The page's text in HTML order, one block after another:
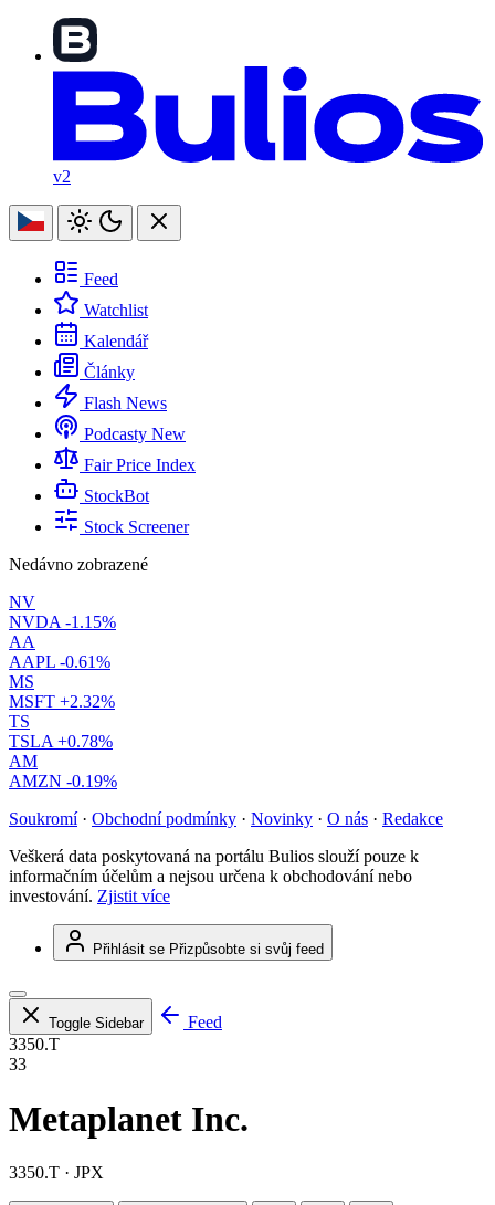
v2
Feed
Watchlist
Kalendář
Články
Flash News
Podcasty New
Fair Price Index
StockBot
Stock Screener
Nedávno zobrazené
NV
NVDA -1.15%
AA
AAPL -0.61%
MS
MSFT +2.32%
TS
TSLA +0.78%
AM
AMZN -0.19%
Soukromí · Obchodní podmínky · Novinky · O nás · Redakce
Veškerá data poskytovaná na portálu Bulios slouží pouze k
informačním účelům a nejsou určena k obchodování nebo
investování. Zjistit více
Přihlásit se Přizpůsobte si svůj feed
Toggle Sidebar
Feed
3350.T
33
Metaplanet Inc.
3350.T · JPX